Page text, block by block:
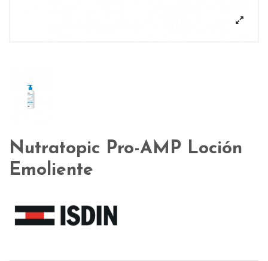
Nutratopic Pro-AMP Loción
Emoliente